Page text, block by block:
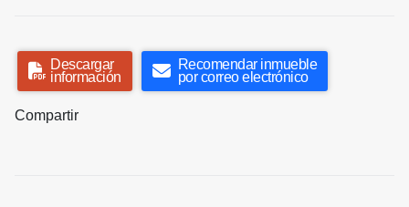
Descargar
información
Recomendar inmueble
por correo electrónico
Compartir